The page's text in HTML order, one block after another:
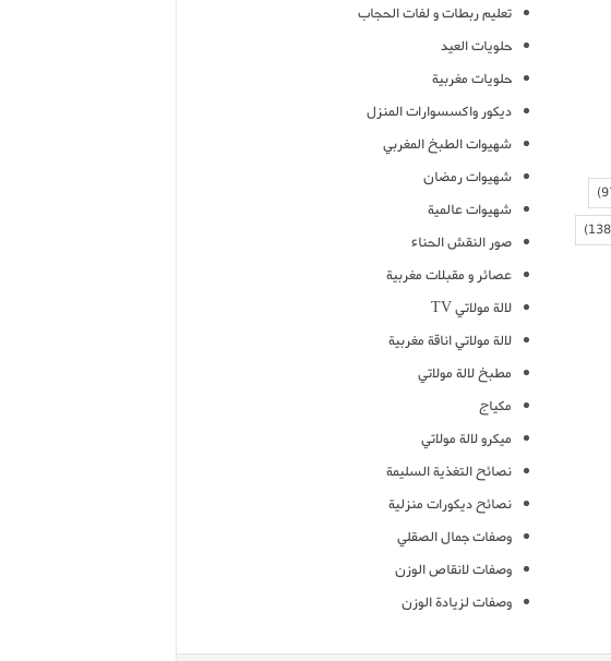
تعليم ربطات و لفات الحجاب
حلويات العيد
حلويات مغربية
ديكور واكسسوارات المنزل
شهيوات الطبخ المغربي
شهيوات رمضان
شهيوات عالمية
صور النقش الحناء
عصائر و مقبلات مغربية
لالة مولاتي TV
لالة مولاتي اناقة مغربية
مطبخ لالة مولاتي
مكياج
ميكرو لالة مولاتي
نصائح التغذية السليمة
نصائح ديكورات منزلية
وصفات جمال الصقلي
وصفات لانقاص الوزن
وصفات لزيادة الوزن